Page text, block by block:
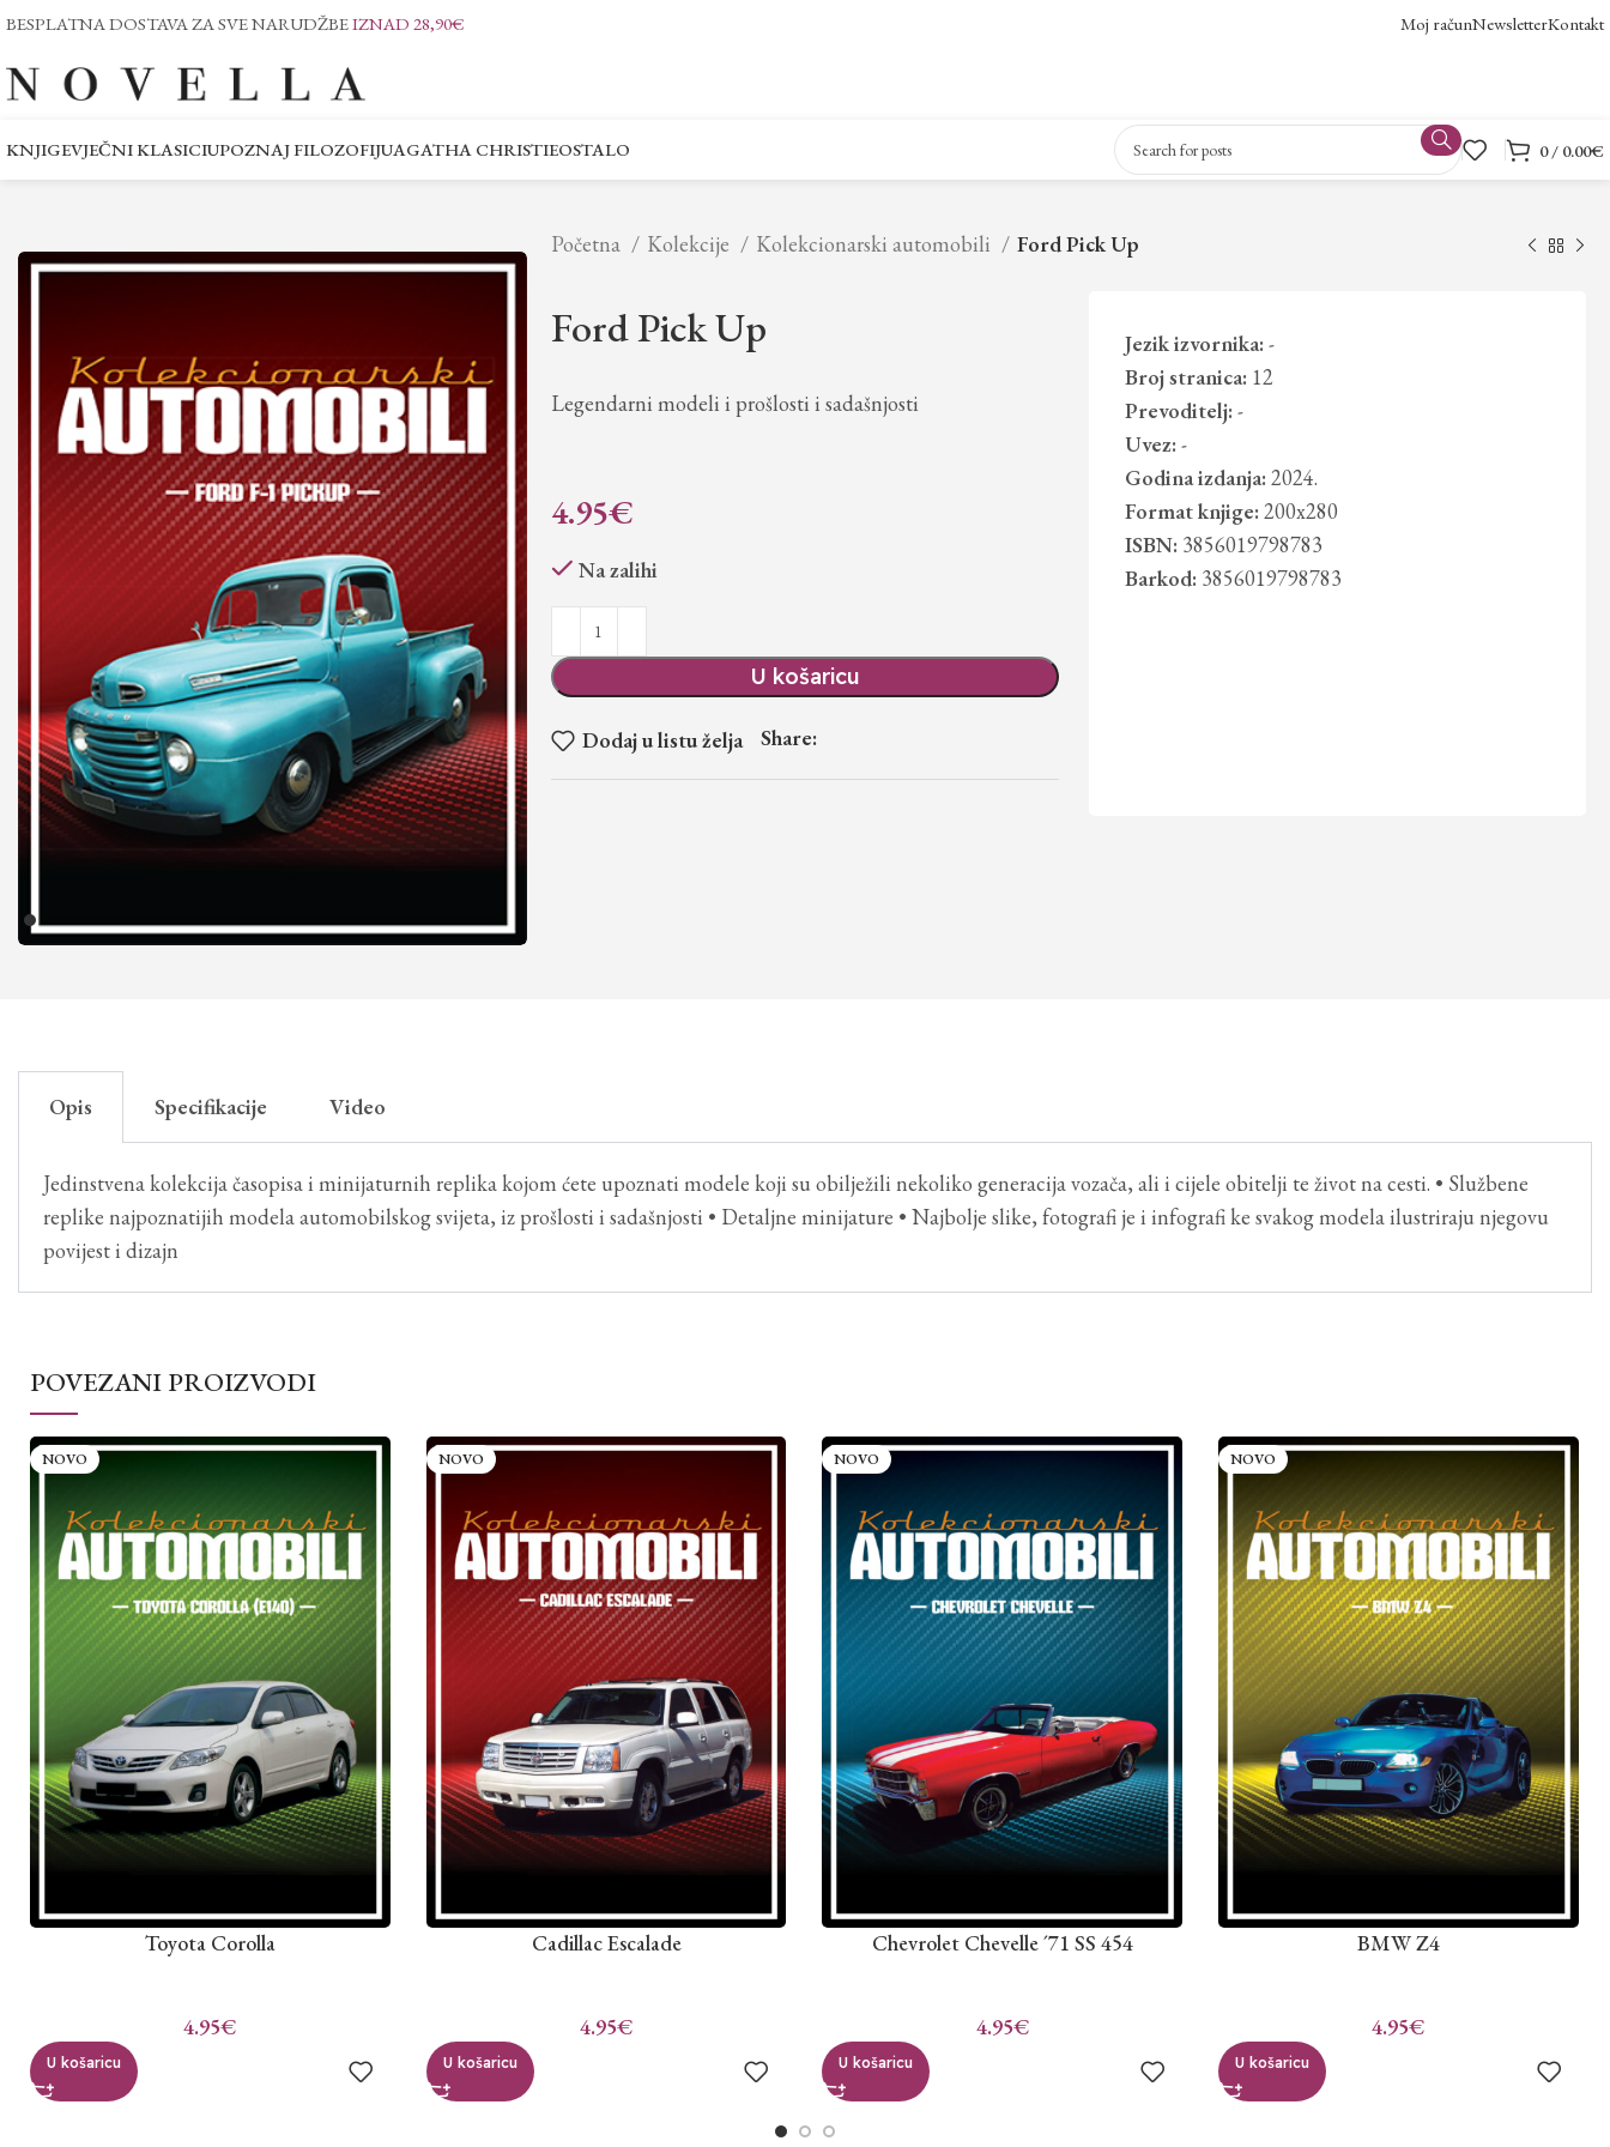
BESPLATNA DOSTAVA ZA SVE NARUDŽBEIZNAD 28,90€ Moj računNewsletterKontakt
KNJIGEVJEČNI KLASICIUPOZNAJ FILOZOFIJUAGATHA CHRISTIEOSTALO 0/ 0.00€
Početna Kolekcije Kolekcionarski automobili Ford Pick Up
Ford Pick Up
Legendarni modeli i prošlosti i sadašnjosti
4.95€
Na zalihi
U košaricu
Dodaj u listu želja Share:
Jezik izvornika: -
Broj stranica: 12
Prevoditelj: -
Uvez: -
Godina izdanja: 2024.
Format knjige: 200x280
ISBN: 3856019798783
Barkod: 3856019798783
Opis Specifikacije Video
Jedinstvena kolekcija časopisa i minijaturnih replika kojom ćete upoznati modele koji su obilježili nekoliko generacija vozača, ali i cijele obitelji te život na cesti. • Službene
replike najpoznatijih modela automobilskog svijeta, iz prošlosti i sadašnjosti • Detaljne minijature • Najbolje slike, fotografi je i infografi ke svakog modela ilustriraju njegovu
povijest i dizajn
POVEZANI PROIZVODI
NOVO
Toyota Corolla
4.95€
U košaricu
NOVO
Cadillac Escalade
4.95€
U košaricu
NOVO
Chevrolet Chevelle ´71 SS 454
4.95€
U košaricu
NOVO
BMW Z4
4.95€
U košaricu